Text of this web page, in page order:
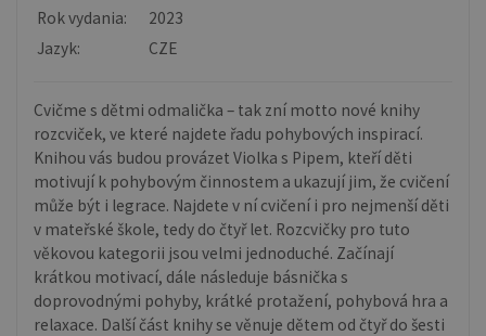
Rok vydania:
2023
Jazyk:
CZE
Cvičme s dětmi odmalička – tak zní motto nové knihy
rozcviček, ve které najdete řadu pohybových inspirací.
Knihou vás budou provázet Violka s Pipem, kteří děti
motivují k pohybovým činnostem a ukazují jim, že cvičení
může být i legrace. Najdete v ní cvičení i pro nejmenší děti
v mateřské škole, tedy do čtyř let. Rozcvičky pro tuto
věkovou kategorii jsou velmi jednoduché. Začínají
krátkou motivací, dále následuje básnička s
doprovodnými pohyby, krátké protažení, pohybová hra a
relaxace. Další část knihy se věnuje dětem od čtyř do šesti